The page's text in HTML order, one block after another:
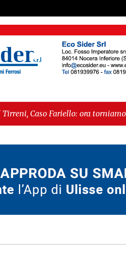
ora torniamo ai problemi veri"